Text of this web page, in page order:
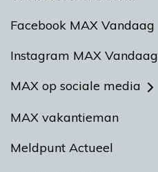
Facebook MAX Vandaag
Instagram MAX Vandaag
MAX op sociale media
MAX vakantieman
Meldpunt Actueel